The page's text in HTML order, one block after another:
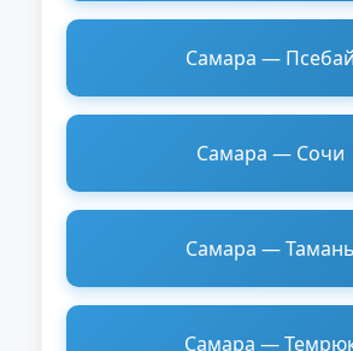
Самара — Псебай
Самара — Сочи
Самара — Тамань
Самара —